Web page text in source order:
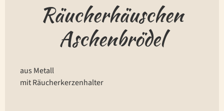
Räucherhäuschen
Aschenbrödel
aus Metall
mit Räucherkerzenhalter